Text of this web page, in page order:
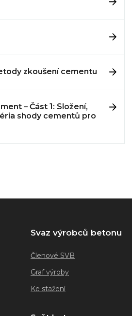
zkoušení cementu
– Část 1: Složení,
shody cementů pro
Svaz výrobců betonu
Členové SVB
Graf výroby
Ke stažení